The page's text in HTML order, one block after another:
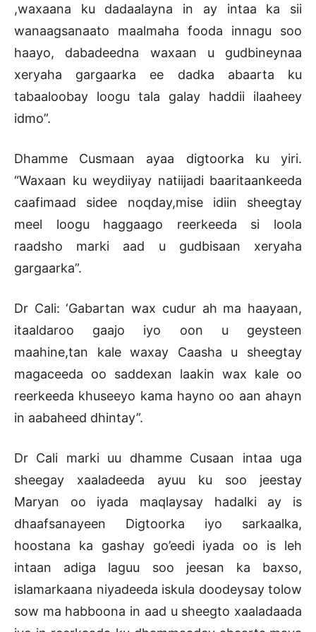
,waxaana ku dadaalayna in ay intaa ka sii
wanaagsanaato maalmaha fooda innagu soo
haayo, dabadeedna waxaan u gudbineynaa
xeryaha gargaarka ee dadka abaarta ku
tabaaloobay loogu tala galay haddii ilaaheey
idmo”.
Dhamme Cusmaan ayaa digtoorka ku yiri.
“Waxaan ku weydiiyay natiijadi baaritaankeeda
caafimaad sidee noqday,mise idiin sheegtay
meel loogu haggaago reerkeeda si loola
raadsho marki aad u gudbisaan xeryaha
gargaarka”.
Dr Cali: ‘Gabartan wax cudur ah ma haayaan,
itaaldaroo gaajo iyo oon u geysteen
maahine,tan kale waxay Caasha u sheegtay
magaceeda oo saddexan laakin wax kale oo
reerkeeda khuseeyo kama hayno oo aan ahayn
in aabaheed dhintay”.
Dr Cali marki uu dhamme Cusaan intaa uga
sheegay xaaladeeda ayuu ku soo jeestay
Maryan oo iyada maqlaysay hadalki ay is
dhaafsanayeen Digtoorka iyo sarkaalka,
hoostana ka gashay go’eedi iyada oo is leh
intaan adiga laguu soo jeesan ka baxso,
islamarkaana niyadeeda iskula doodeysay tolow
sow ma habboona in aad u sheegto xaaladaada